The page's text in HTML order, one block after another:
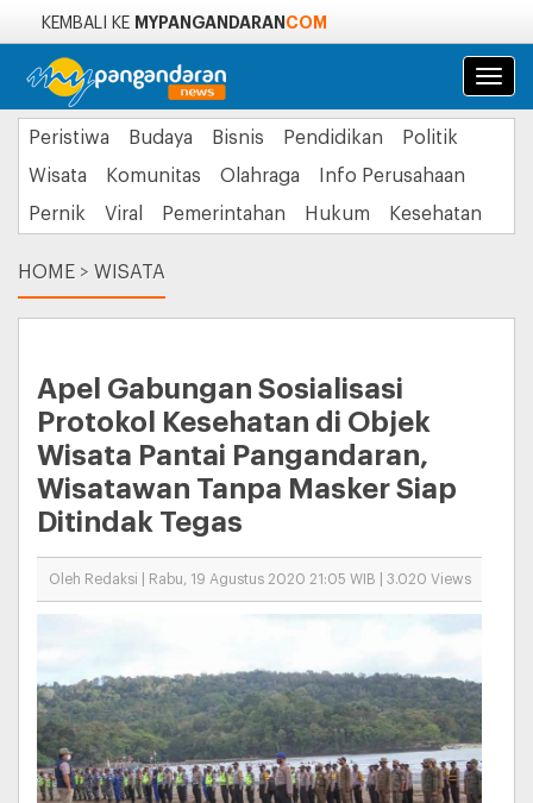
KEMBALI KE MYPANGANDARAN COM
Peristiwa Budaya Bisnis Pendidikan
Politik
Wisata
Komunitas Olahraga
Info Perusahaan
Pernik
Viral Pemerintahan Hukum Kesehatan
HOME > WISATA
Apel Gabungan Sosialisasi
Protokol Kesehatan di Objek
Wisata Pantai Pangandaran,
Wisatawan Tanpa Masker Siap
Ditindak Tegas
Oleh Redaksi | Rabu, 19 Agustus 2020 21:05 WIB | 3.020 Views